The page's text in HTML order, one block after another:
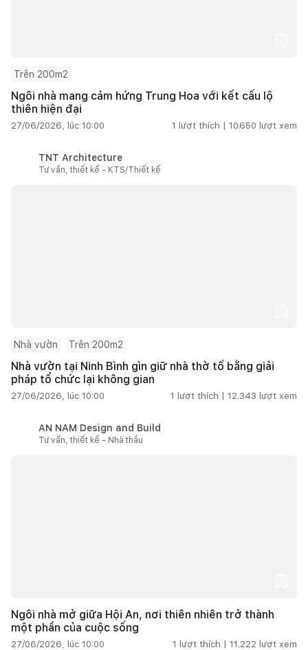
Trên 200m2
Ngôi nhà mang cảm hứng Trung Hoa với kết cấu lộ
thiên hiện đại
27/06/2026, lúc 10:00 1 lượt thích | 10.650 lượt xem
TNT Architecture
Tư vấn, thiết kế - KTS/Thiết kế
Nhà vườn Trên 200m2
Nhà vườn tại Ninh Bình gìn giữ nhà thờ tổ bằng giải
pháp tổ chức lại không gian
27/06/2026, lúc 10:00 1 lượt thích | 12.343 lượt xem
AN NAM Design and Build
Tư vấn, thiết kế - Nhà thầu
Ngôi nhà mở giữa Hội An, nơi thiên nhiên trở thành
một phần của cuộc sống
27/06/2026, lúc 10:00 1 lượt thích | 11.222 lượt xem